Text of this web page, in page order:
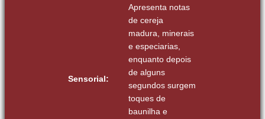
Sensorial:
Apresenta notas
de cereja
madura, minerais
e especiarias,
enquanto depois
de alguns
segundos surgem
toques de
baunilha e